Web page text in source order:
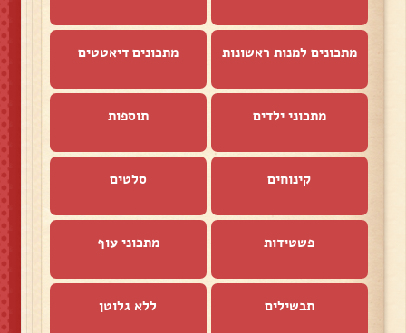
מתכונים למנות ראשונות מתכונים דיאטטים
מתכוני ילדים תוספות
קינוחים סלטים
פשטידות מתכוני עוף
תבשילים ללא גלוטן